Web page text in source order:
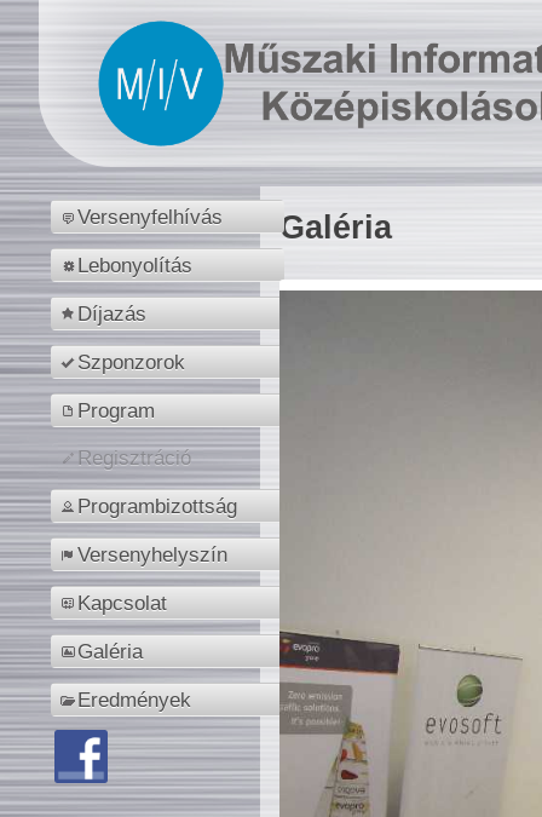
Versenyfelhívás
Lebonyolítás
Díjazás
Szponzorok
Program
Regisztráció
Programbizottság
Versenyhelyszín
Kapcsolat
Galéria
Eredmények
Galéria